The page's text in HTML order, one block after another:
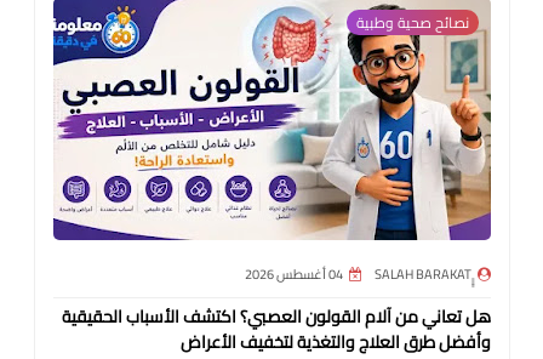
نصائح صحية وطبية
ٍٍٍٍِSALAH BARAKAT 04 أغسطس 2026
هل تعاني من آلام القولون العصبي؟ اكتشف الأسباب الحقيقية
وأفضل طرق العلاج والتغذية لتخفيف الأعراض